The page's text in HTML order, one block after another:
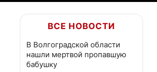
ВСЕ НОВОСТИ
В Волгоградской области
нашли мертвой пропавшую
бабушку